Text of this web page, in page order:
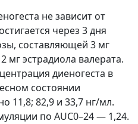
не зависит от
через 3 дня
составляющей 3 мг
мг эстрадиола валерата.
диеногеста в
состоянии
11,8; 82,9 и 33,7 нг/мл.
по AUC0–24 — 1,24.